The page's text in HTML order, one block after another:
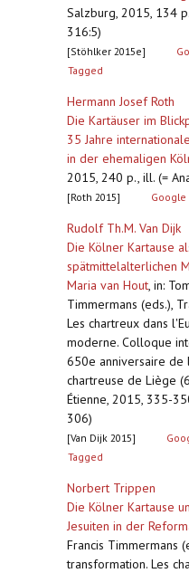
Salzburg, 2015, 134
316:5)
[Stöhlker 2015e]
Tagged
Hermann Josef Roth
Die Kartäuser im
35 Jahre
in der ehemaligen
2015, 240 p., ill. (=
[Roth 2015] Google
Rudolf Th.M. Van Dijk
Die Kölner Kartause
spätmittelalterlichen
Maria van Hout, in:
Timmermans (eds.),
Les chartreux dans
moderne. Colloque
650e anniversaire de
chartreuse de Liège
Étienne, 2015, 335-
306)
[Van Dijk 2015]
Tagged
Norbert Trippen
Die Kölner Kartause
Jesuiten in der
Francis Timmermans
transformation. Les